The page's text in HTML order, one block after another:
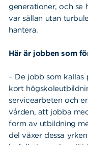
generationer, och se
var sällan utan
hantera.
Här är jobben som
– De jobb som kallas
kort
servicearbeten och
vården, att jobba
form av utbildning
del växer dessa